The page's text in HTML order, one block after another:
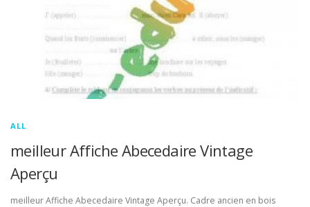
ALL
meilleur Affiche Abecedaire Vintage
Aperçu
meilleur Affiche Abecedaire Vintage Aperçu. Cadre ancien en bois